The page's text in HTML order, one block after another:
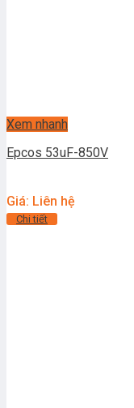
Xem nhanh
Epcos 53uF-850V
Giá: Liên hệ
Chi tiết